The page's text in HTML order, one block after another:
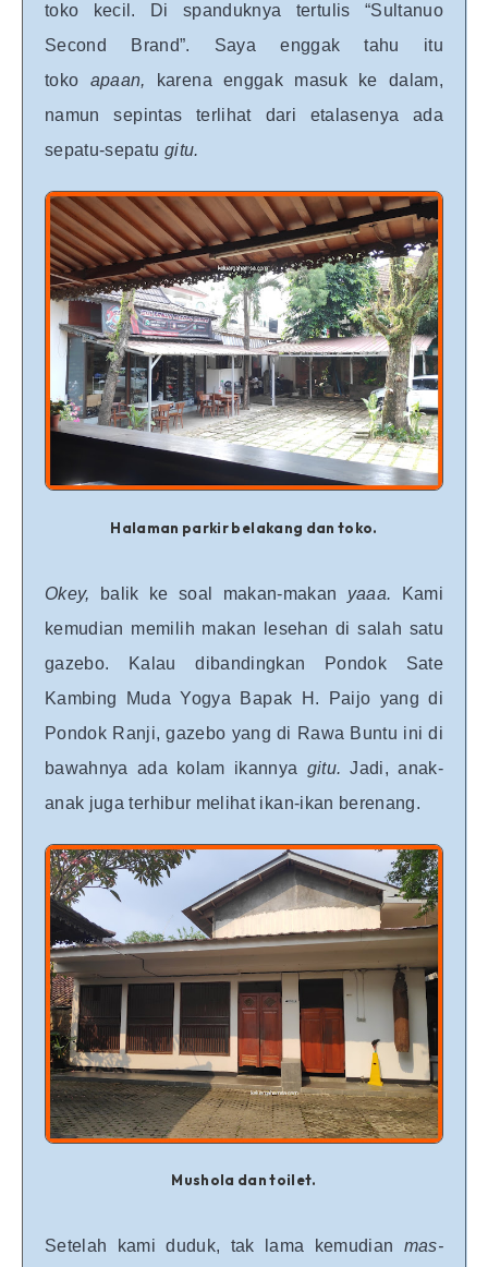
toko kecil. Di spanduknya tertulis “Sultanuo
Second Brand”. Saya enggak tahu itu
toko apaan,
karena enggak masuk ke dalam,
namun sepintas terlihat dari etalasenya ada
sepatu-sepatu gitu.
Halaman parkir belakang dan toko.
Okey, balik ke soal makan-makan yaaa.
Kami
kemudian memilih makan lesehan di salah satu
gazebo. Kalau dibandingkan Pondok Sate
Kambing Muda Yogya Bapak H. Paijo yang di
Pondok Ranji, gazebo yang di Rawa Buntu ini di
bawahnya ada kolam ikannya gitu.Jadi, anak-
anak juga terhibur melihat ikan-ikan berenang.
Mushola dan toilet.
Setelah kami duduk, tak lama kemudian mas-